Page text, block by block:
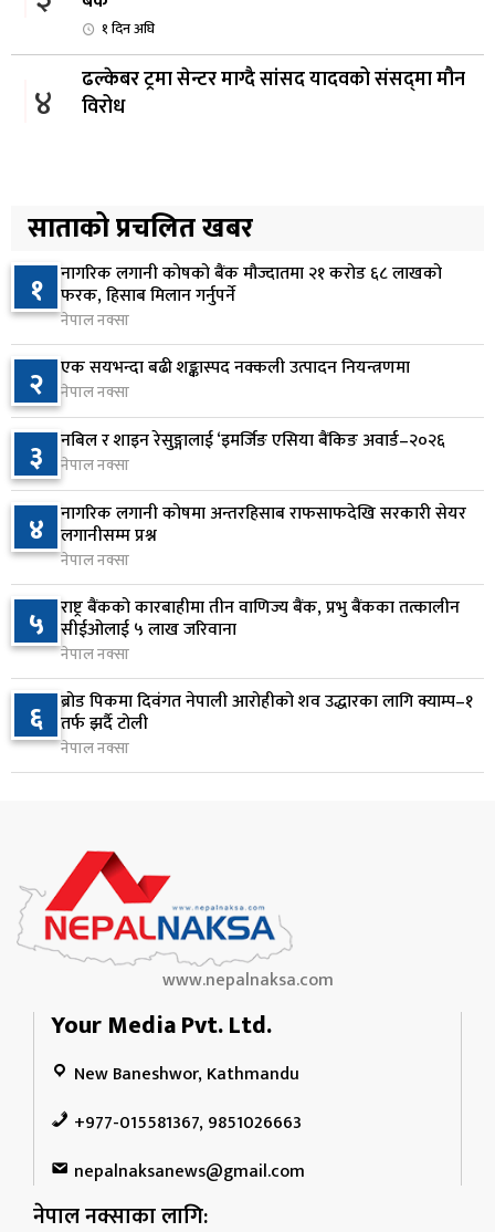
१ दिन अघि
४
ढल्केबर ट्रमा सेन्टर माग्दै सांसद यादवको संसद्‌मा मौन
विरोध
५
बजेट शेखरद्धारा लिन अस्वीकार
१ दिन अघि
६
रूकुम पश्चिममा प्रहरीको गाडीले मोटरसाइकललाई
ठक्कर दिँदा किशोरको मृत्यु
१ दिन अघि
७
प्रतिनिधिसभा बैठक बस्दै , पाँच विधेयक र प्रतिवेदन
प्रस्तुत हुने
१ दिन अघि
८
आज बस्ने भनिएको राष्ट्रिय सभाको बैठक बुधबारका लागि
सर्‍यो
१ दिन अघि
९
वीरगञ्जमा ट्यांकरको सिल खोलेर तेल निकाल्ने सात जना
रंगेहात पक्राउ
१०
जन्मसिद्ध नागरिकता कडा बनाउने ट्रम्पको नयाँ प्रयास, दुई
कार्यकारी आदेश जारी
१ दिन अघि
साताको प्रचलित खबर
१ नागरिक लगानी कोषको बैंक मौज्दातमा २१ करोड ६८ लाखको
फरक, हिसाब मिलान गर्नुपर्ने
नेपाल नक्सा
२ एक सयभन्दा बढी शङ्कास्पद नक्कली उत्पादन नियन्त्रणमा
नेपाल नक्सा
३ नबिल र शाइन रेसुङ्गालाई ‘इमर्जिङ एसिया बैंकिङ अवार्ड–२०२६
नेपाल नक्सा
४ नागरिक लगानी कोषमा अन्तरहिसाब राफसाफदेखि सरकारी सेयर
लगानीसम्म प्रश्न
नेपाल नक्सा
५ राष्ट्र बैंकको कारबाहीमा तीन वाणिज्य बैंक, प्रभु बैंकका तत्कालीन
सीईओलाई ५ लाख जरिवाना
नेपाल नक्सा
६ ब्रोड पिकमा दिवंगत नेपाली आरोहीको शव उद्धारका लागि क्याम्प–१
तर्फ झर्दै टोली
नेपाल नक्सा
www.nepalnaksa.com
Your Media Pvt. Ltd.
New Baneshwor, Kathmandu
+977-015581367, 9851026663
nepalnaksanews@gmail.com
नेपाल नक्साका लागि: